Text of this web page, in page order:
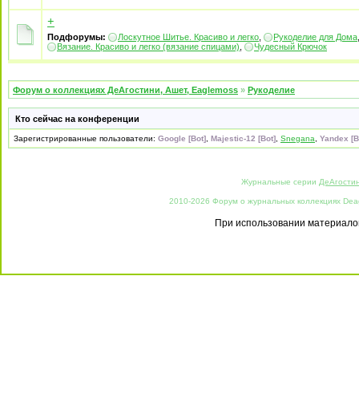
+
Подфорумы: Лоскутное Шитье. Красиво и легко Рукоделие для Дома
Вязание. Красиво и легко (вязание спицами)
Чудесный Крючок
Форум о коллекциях ДеАгостини, Ашет, Eaglemoss » Рукоделие
Кто сейчас на конференции
Зарегистрированные пользователи: Google [Bot] Majestic-12 [Bot] Snegana Yandex
Журнальные серии
2010-2026 Форум о журнальных коллекциях
При использовании